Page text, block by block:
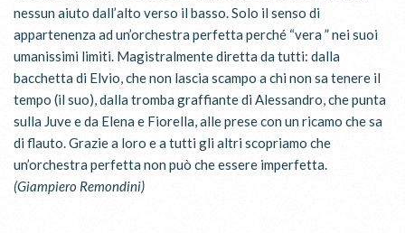
nessun aiuto dall’alto verso il basso. Solo il senso di
appartenenza ad un’orchestra perfetta perché “vera ” nei suoi
umanissimi limiti. Magistralmente diretta da tutti: dalla
bacchetta di Elvio, che non lascia scampo a chi non sa tenere il
tempo (il suo), dalla tromba graffiante di Alessandro, che punta
sulla Juve e da Elena e Fiorella, alle prese con un ricamo che sa
di flauto. Grazie a loro e a tutti gli altri scopriamo che
un’orchestra perfetta non può che essere imperfetta.
(Giampiero Remondini)